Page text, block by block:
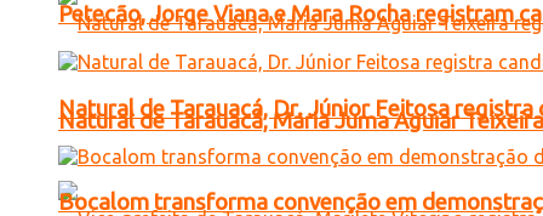
Natural de Tarauacá, Maria Juma Aguiar
Petecão, Jorge Viana e Mara Rocha registram
Natural de Tarauacá, Dr. Júnior Feitosa
Bocalom transforma convenção em